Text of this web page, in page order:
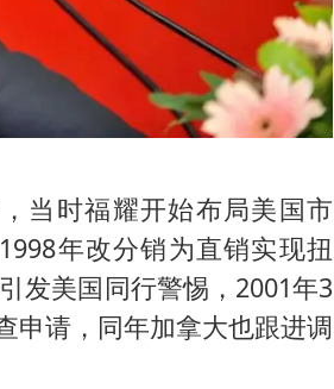
当时福耀开始布局美国市
年改分销为直销实现扭
发美国同行警惕，2001年3
申请，同年加拿大也跟进调